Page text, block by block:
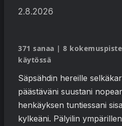
2.8.2026
371 sanaa | 8
käytössä
Säpsähdin hereille
päästäväni suustani
henkäyksen tuntiessani
kylkeäni. Pälyilin